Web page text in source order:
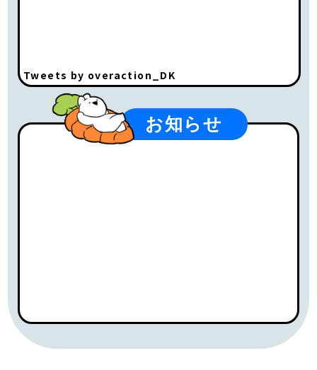
Tweets by overaction_DK
お知らせ